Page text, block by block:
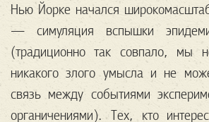
Нью Йорке начался
— симуляция вспышки
(традиционно так совпало, мы
никакого злого умысла и не
связь между событиями
органичениями). Тех, кто